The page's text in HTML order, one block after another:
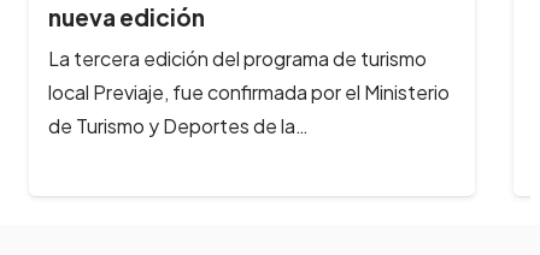
Peperina en…
En Semana Santa, llega a Alta Gracia el
Festival Gastronómicomás importante del
interior del país. Del 14 al 16 de…